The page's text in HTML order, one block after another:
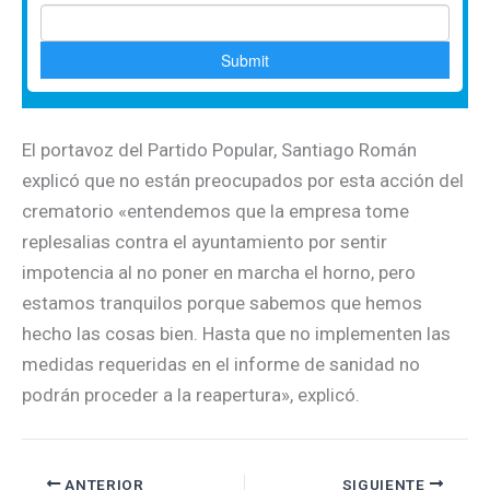
El portavoz del Partido Popular, Santiago Román
explicó que no están preocupados por esta acción del
crematorio «entendemos que la empresa tome
replesalias contra el ayuntamiento por sentir
impotencia al no poner en marcha el horno, pero
estamos tranquilos porque sabemos que hemos
hecho las cosas bien. Hasta que no implementen las
medidas requeridas en el informe de sanidad no
podrán proceder a la reapertura», explicó.
ANTERIOR SIGUIENTE